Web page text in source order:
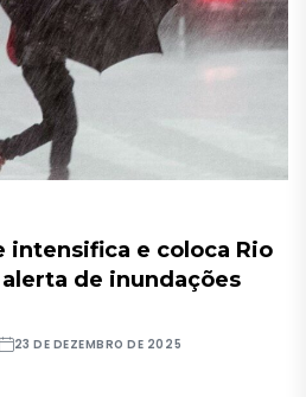
intensifica e coloca Rio
de inundações
23 DE DEZEMBRO DE 2025